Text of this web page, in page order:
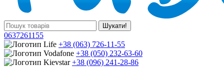
Шукати!
0637261155
+38 (063) 726-11-55
+38 (050) 232-63-60
+38 (096) 241-28-86